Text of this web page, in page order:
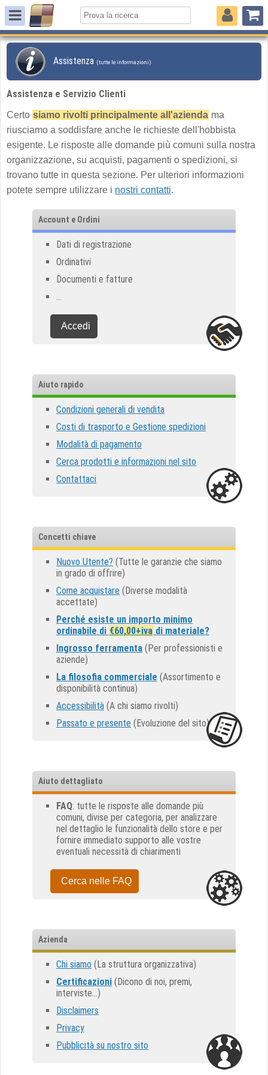
Assistenza (tutte le informazioni)
Assistenza e Servizio Clienti
Certo siamo rivolti principalmente all'azienda ma
riusciamo a soddisfare anche le richieste dell'hobbista
esigente. Le risposte alle domande più comuni sulla nostra
organizzazione, su acquisti, pagamenti o spedizioni, si
trovano tutte in questa sezione. Per ulteriori informazioni
potete sempre utilizzare i nostri contatti.
Account e Ordini
Dati di registrazione
Ordinativi
Documenti e fatture
...
Accedi
Aiuto rapido
Condizioni generali di vendita
Costi di trasporto e Gestione spedizioni
Modalità di pagamento
Cerca prodotti e informazioni nel sito
Contattaci
Concetti chiave
Nuovo Utente? (Tutte le garanzie che siamo
in grado di offrire)
Come acquistare (Diverse modalità
accettate)
Perché esiste un importo minimo
ordinabile di €60,00+iva di materiale?
Ingrosso ferramenta (Per professionisti e
aziende)
La filosofia commerciale (Assortimento e
disponibilità continua)
Accessibilità (A chi siamo rivolti)
Passato e presente (Evoluzione del sito)
Aiuto dettagliato
FAQ: tutte le risposte alle domande più
comuni, divise per categoria, per analizzare
nel dettaglio le funzionalità dello store e per
fornire immediato supporto alle vostre
eventuali necessità di chiarimenti
Cerca nelle FAQ
Azienda
Chi siamo (La struttura organizzativa)
Certificazioni (Dicono di noi, premi,
interviste...)
Disclaimers
Privacy
Pubblicità su nostro sito